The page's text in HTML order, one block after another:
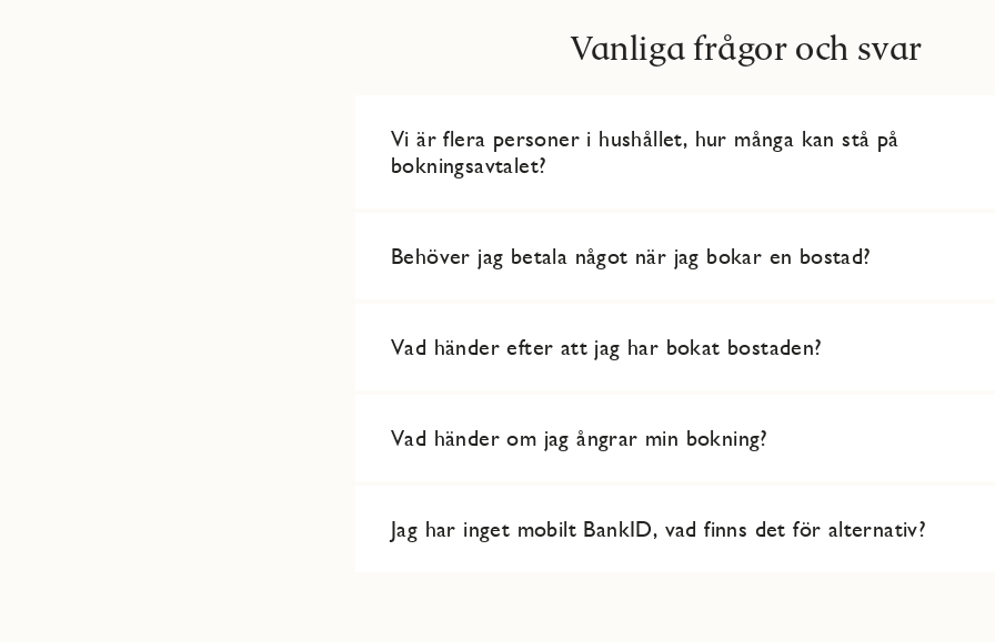
Vanliga frågor och svar
Vi är flera personer i hushållet, hur många kan stå på
bokningsavtalet?
Behöver jag betala något när jag bokar en bostad?
Vad händer efter att jag har bokat bostaden?
Vad händer om jag ångrar min bokning?
Jag har inget mobilt BankID, vad finns det för alternativ?